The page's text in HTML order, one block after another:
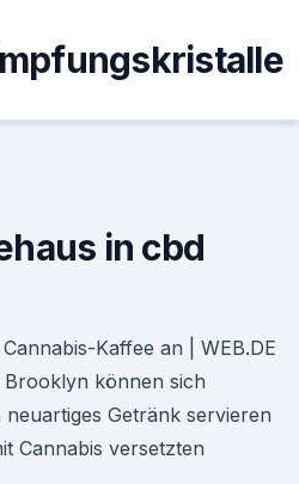
in cbd
Kaffee an | WEB.DE
können sich
Getränk servieren
Cannabis versetzten